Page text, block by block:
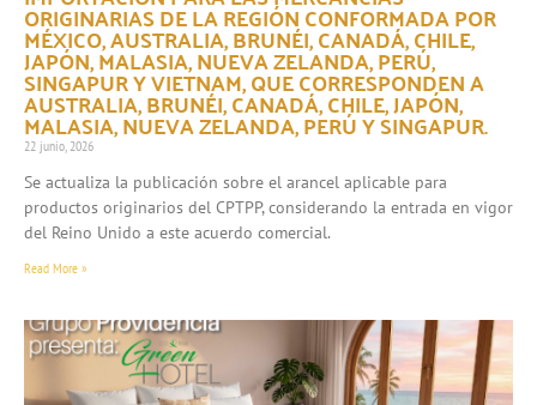
ORIGINARIAS DE LA REGIÓN CONFORMADA POR
MÉXICO, AUSTRALIA, BRUNÉI, CANADÁ, CHILE,
JAPÓN, MALASIA, NUEVA ZELANDA, PERÚ,
SINGAPUR Y VIETNAM, QUE CORRESPONDEN A
AUSTRALIA, BRUNÉI, CANADÁ, CHILE, JAPÓN,
MALASIA, NUEVA ZELANDA, PERÚ Y SINGAPUR.
22 junio, 2026
Se actualiza la publicación sobre el arancel aplicable para
productos originarios del CPTPP, considerando la entrada en vigor
del Reino Unido a este acuerdo comercial.
Read More »